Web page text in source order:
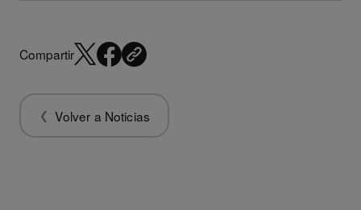
Compartir
Volver a Noticias